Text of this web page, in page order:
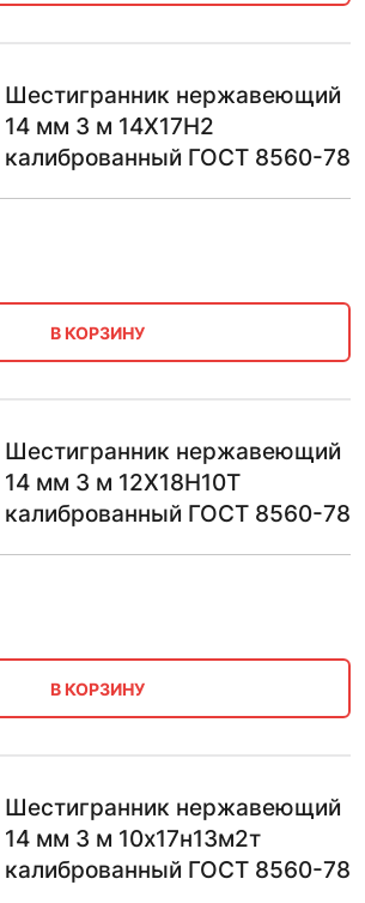
Шестигранник нержавеющий
14 мм 3 м 14Х17Н2
калиброванный ГОСТ 8560-78
В КОРЗИНУ
Шестигранник нержавеющий
14 мм 3 м 12Х18Н10Т
калиброванный ГОСТ 8560-78
В КОРЗИНУ
Шестигранник нержавеющий
14 мм 3 м 10х17н13м2т
калиброванный ГОСТ 8560-78